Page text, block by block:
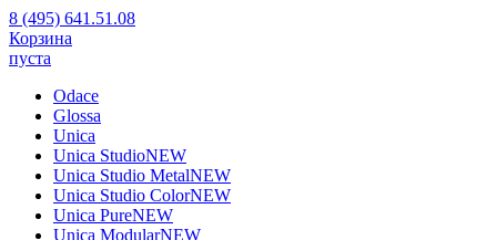
8 (495) 641.51.08
Корзина
пуста
Odace
Glossa
Unica
Unica StudioNEW
Unica Studio MetalNEW
Unica Studio ColorNEW
Unica PureNEW
Unica ModularNEW